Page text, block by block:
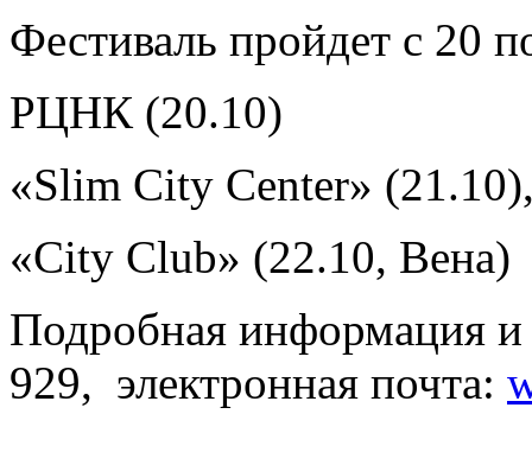
Фестиваль пройдет с 20
РЦНК (20.10)
«Slim City Center»
«City Club» (22.10, Вена)
Подробная информация и
929, электронная почта: